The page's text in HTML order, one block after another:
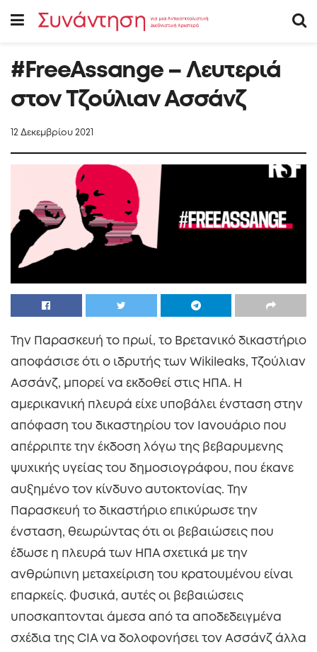
#FreeAssange – Λευτεριά
στον Τζούλιαν Ασσάνζ
12 Δεκεμβρίου 2021
Την Παρασκευή το πρωί, το Βρετανικό δικαστήριο
αποφάσισε ότι ο ιδρυτής των Wikileaks, Τζούλιαν
Ασσάνζ, μπορεί να εκδοθεί στις ΗΠΑ. Η
αμερικανική πλευρά είχε υποβάλει ένσταση στην
απόφαση του δικαστηρίου τον Ιανουάριο που
απέρριπτε την έκδοση λόγω της βεβαρυμενης
ψυχικής υγείας του δημοσιογράφου, που έκανε
αυξημένο τον κίνδυνο αυτοκτονίας. Την
Παρασκευή το δικαστήριο επικύρωσε την
ένσταση, θεωρώντας ότι οι βεβαιώσεις που
έδωσε η πλευρά των ΗΠΑ σχετικά με την
ανθρώπινη μεταχείριση του κρατουμένου είναι
επαρκείς. Φυσικά, αυτές οι βεβαιώσεις
υποσκαπτονται άμεσα από τα αποδεδειγμένα
σχέδια της CIA να δολοφονήσει τον Ασσάνζ άλλα